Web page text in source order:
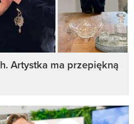
Artystka ma przepiękną